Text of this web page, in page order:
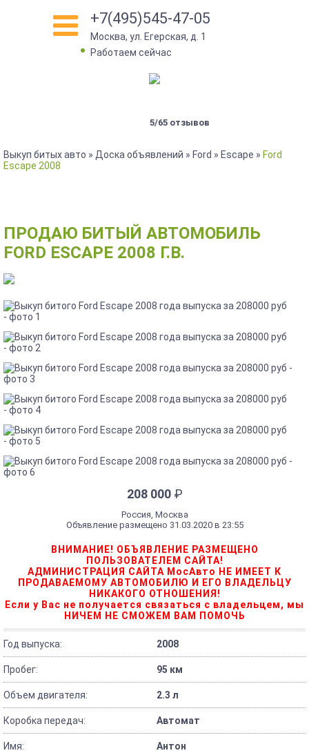
+7(495)545-47-05
Москва, ул. Егерская, д. 1
• Работаем сейчас
5/65 отзывов
Выкуп битых авто » Доска объявлений » Ford » Escape » Ford
Escape 2008
ПРОДАЮ БИТЫЙ АВТОМОБИЛЬ
FORD ESCAPE 2008 Г.В.
208 000 ₽
Россия, Москва
Объявление размещено 31.03.2020 в 23:55
ВНИМАНИЕ! ОБЪЯВЛЕНИЕ РАЗМЕЩЕНО
ПОЛЬЗОВАТЕЛЕМ САЙТА!
АДМИНИСТРАЦИЯ САЙТА МосАвто НЕ ИМЕЕТ К
ПРОДАВАЕМОМУ АВТОМОБИЛЮ И ЕГО ВЛАДЕЛЬЦУ
НИКАКОГО ОТНОШЕНИЯ!
Если у Вас не получается связаться с владельцем, мы
НИЧЕМ НЕ СМОЖЕМ ВАМ ПОМОЧЬ
Год выпуска: 2008
Пробег: 95 км
Объем двигателя: 2.3 л
Коробка передач: Автомат
Имя: Антон